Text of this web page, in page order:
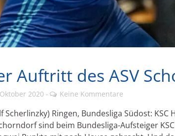
Auftritt des ASV
2020 Keine Kommentare
Scherlinzky) Ringen, Bundesliga Südost:
sind beim Bundesliga-Aufsteiger